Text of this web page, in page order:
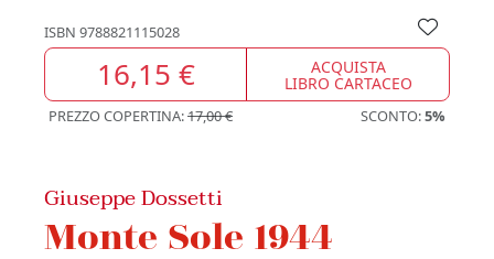
ISBN 9788821115028
16,15 € ACQUISTA
LIBRO CARTACEO
PREZZO COPERTINA:17,00 € SCONTO:5%
Giuseppe Dossetti
Monte Sole 1944